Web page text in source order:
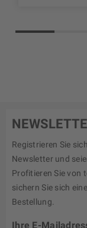
Registrieren Sie
Newsletter und
Profitieren Sie von
sichern Sie sich
Bestellung.
Ihre E-